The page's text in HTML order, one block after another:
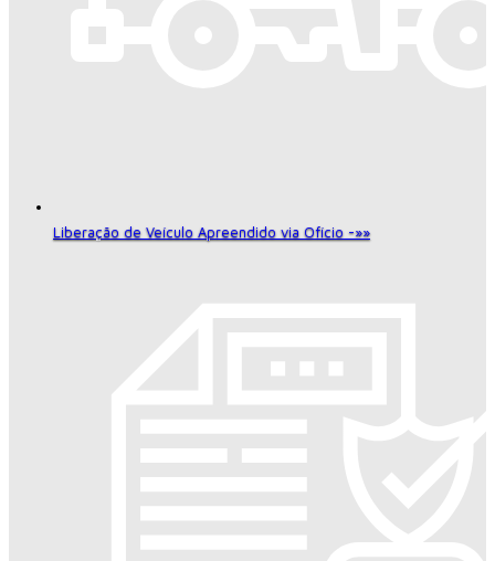
Liberação de Veículo Apreendido via Ofício -»»